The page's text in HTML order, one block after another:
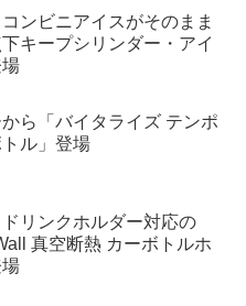
ンビニアイスがそのまま
キープシリンダー・アイ
ら「バイタライズ テンポ
ル」登場
リンクホルダー対応の
真空断熱 カーボトルホ